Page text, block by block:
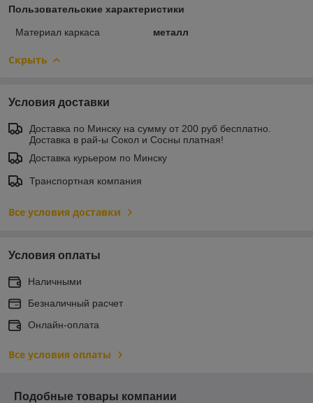
Пользовательские характеристики
Материал каркаса металл
Скрыть
Условия доставки
Доставка по Минску на сумму от 200 руб бесплатно.
Доставка в рай-ы Сокол и Сосны платная!
Доставка курьером по Минску
Транспортная компания
Все условия доставки
Условия оплаты
Наличными
Безналичный расчет
Онлайн-оплата
Все условия оплаты
Подобные товары компании